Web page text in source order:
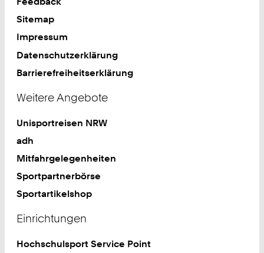
Sitemap
Impressum
Datenschutzerklärung
Barrierefreiheitserklärung
Weitere Angebote
Unisportreisen NRW
adh
Mitfahrgelegenheiten
Sportpartnerbörse
Sportartikelshop
Einrichtungen
Hochschulsport Service Point